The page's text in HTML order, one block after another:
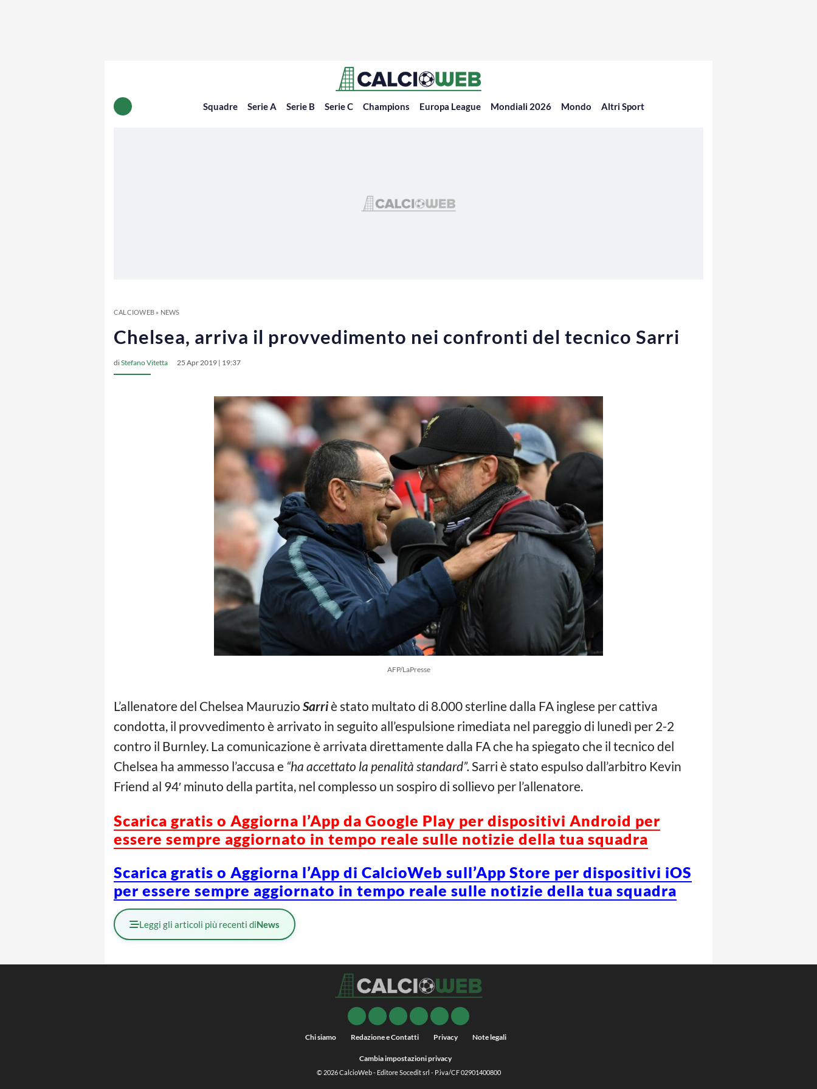
Squadre Serie A Serie B Serie C Champions Europa League Mondiali 2026 Mondo Altri Sport
CALCIOWEB» NEWS
Chelsea, arriva il provvedimento nei confronti del tecnico Sarri
diStefano Vitetta 25 Apr 2019 | 19:37
AFP/LaPresse
L’allenatore del Chelsea Mauruzio Sarriè stato multato di 8.000 sterline dalla FA inglese per cattiva
condotta, il provvedimento è arrivato in seguito all’espulsione rimediata nel pareggio di lunedì per 2-2
contro il Burnley. La comunicazione è arrivata direttamente dalla FA che ha spiegato che il tecnico del
Chelsea ha ammesso l’accusa e “ha accettato la penalità standard”. Sarri è stato espulso dall’arbitro Kevin
Friend al 94′ minuto della partita, nel complesso un sospiro di sollievo per l’allenatore.
Scarica gratis o Aggiorna l’App da Google Play per dispositivi Android per
essere sempre aggiornato in tempo reale sulle notizie della tua squadra
Scarica gratis o Aggiorna l’App di CalcioWeb sull’App Store per dispositivi iOS
per essere sempre aggiornato in tempo reale sulle notizie della tua squadra
Leggi gli articoli più recenti diNews
Chi siamo Redazione e Contatti Privacy Note legali
Cambia impostazioni privacy
© 2026CalcioWeb- Editore Socedit srl - P.iva/CF 02901400800